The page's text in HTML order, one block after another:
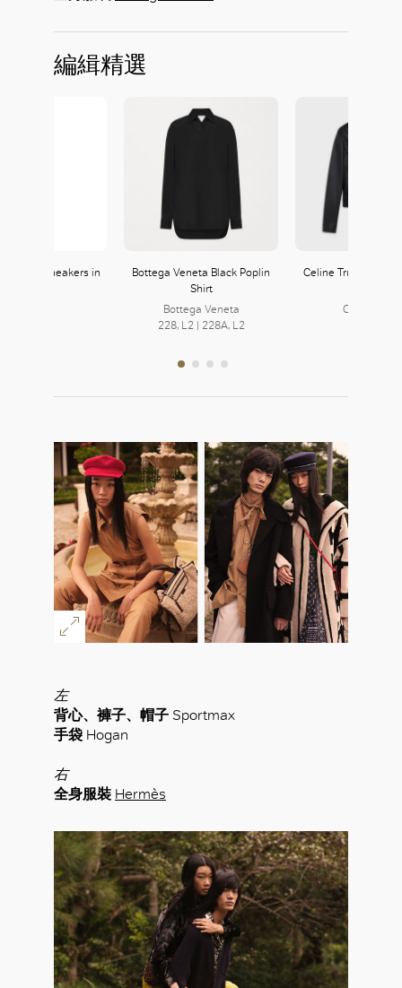
編緝精選
Sneakers in
Bottega Veneta Black Poplin
Shirt
Bottega Veneta
228, L2 | 228A, L2
Celine Trucker
CELINE 賽琳
左
背心、褲子、帽子 Sportmax
手袋 Hogan
右
全身服裝 Hermès